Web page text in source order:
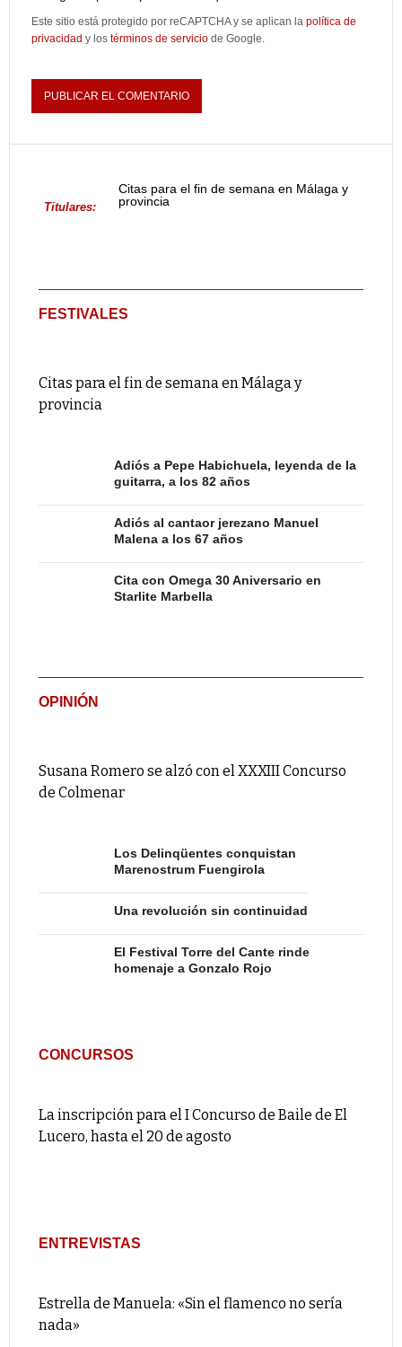
Este sitio está protegido por reCAPTCHA y se aplican la política de
privacidad y los términos de servicio de Google.
Titulares:
Citas para el fin de semana en Málaga y
provincia
FESTIVALES
Citas para el fin de semana en Málaga y
provincia
Adiós a Pepe Habichuela, leyenda de la
guitarra, a los 82 años
Adiós al cantaor jerezano Manuel
Malena a los 67 años
Cita con Omega 30 Aniversario en
Starlite Marbella
OPINIÓN
Susana Romero se alzó con el XXXIII Concurso
de Colmenar
Los Delinqüentes conquistan
Marenostrum Fuengirola
Una revolución sin continuidad
El Festival Torre del Cante rinde
homenaje a Gonzalo Rojo
CONCURSOS
La inscripción para el I Concurso de Baile de El
Lucero, hasta el 20 de agosto
ENTREVISTAS
Estrella de Manuela: «Sin el flamenco no sería
nada»